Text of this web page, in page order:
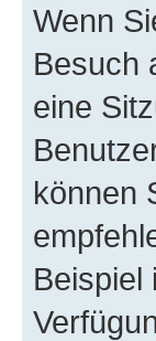
Wenn
Besuch
eine
können
Beispiel